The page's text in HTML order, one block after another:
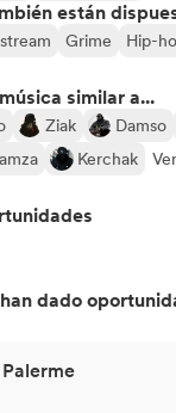
están
Grime Hip-
similar a...
Ziak Damso
Kerchak
dado